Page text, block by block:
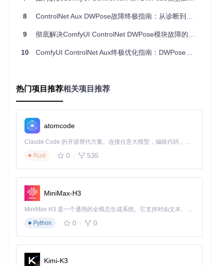
print( "警告: 未检测到任何执行提供程序")
print("警告: CUDA执行提供程序不可用")
print("ONNX运行时环境正常")
执行此脚本后，若输出中缺少CUDAExecutionProvider或设备
信息显示为CPU，则表明环境存在兼容性问题。
实施多维度解决方案
升级ONNX运行时核心组件
pip uninstall -y onnxruntime onnxruntime-gpu
此操作如同给系统更换了一个支持新硬件的驱动程序，能快速
8 ControlNet Aux DWPose故障终极指南：从诊断到修复的完整解决方案
9 彻底解决ComfyUI ControlNet DWPose模块故障的完整指南
10 ComfyUI ControlNet Aux终极优化指南：DWPose预处理器全面配置与性能调优
热门项目推荐相关项目推荐
atomcode
Claude Code 的开源替代方案。连接任意大模型，编辑代码，运行命令，自动验证 — 全自动执行。用 Rust 构建，极致性能。 ｜ An open-source alternative to Claude Code. Connect any LLM, edit code, run commands, and verify changes — autonomously. Built in Rust for speed. Get Started
Rust
0 535
MiniMax-H3
MiniMax H3 是一个通用的全模态生成系统。它支持对由文本、图像、视频和音频组成的多模态上下文进行统一理解，并能生成分辨率高达 2K、时长可达 15 秒的带原生立体声音频的视频。得益于面向任务泛化的系统设计，H3 在预训练阶段就已具备广泛的多模态上下文理解与生成能力，能够出色地执行复杂的多模态指令。
Python
0 0
Kimi-K3